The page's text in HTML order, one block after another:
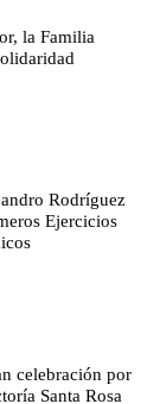
la Familia
Rodríguez
Ejercicios
celebración por
Santa Rosa